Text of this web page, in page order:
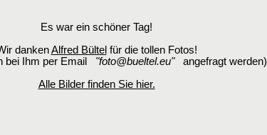
Es war ein schöner Tag!
dankenAlfred Bültel für die tollen Fotos!
bei Ihm per Email "foto@bueltel.eu"angefragt werden)
Alle Bilder finden Sie hier.